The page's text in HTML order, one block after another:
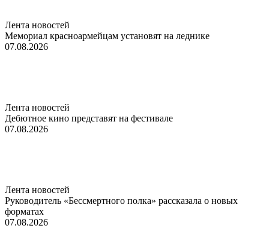
Лента новостей
Мемориал красноармейцам установят на леднике
07.08.2026
Лента новостей
Дебютное кино представят на фестивале
07.08.2026
Лента новостей
Руководитель «Бессмертного полка» рассказала о новых
форматах
07.08.2026